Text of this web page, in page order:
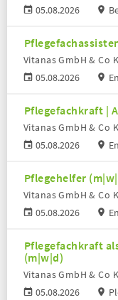
05.08.2026
05.08.2026
Vitanas GmbH & Co
Pflegefachkraft |
05.08.2026
Vitanas GmbH & Co
Pflegehelfer
05.08.2026
Vitanas GmbH & Co
Pflegefachkraft
(m|w|d)
05.08.2026
Vitanas GmbH & Co